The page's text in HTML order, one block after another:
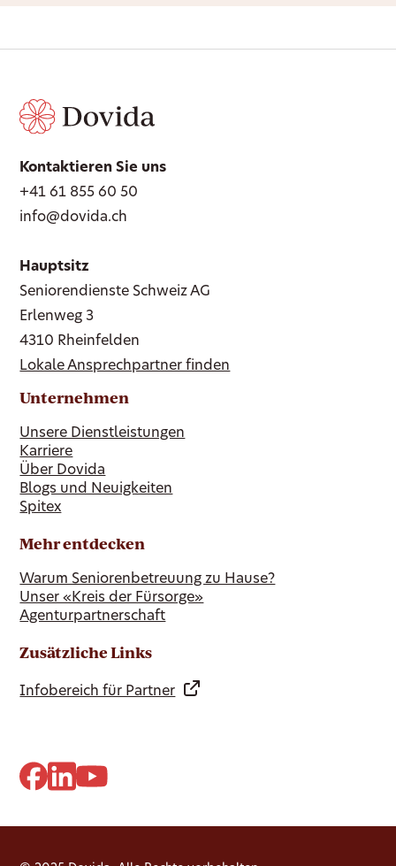
Kontaktieren Sie uns
+41 61 855 60 50
info@dovida.ch
Hauptsitz
Seniorendienste Schweiz AG
Erlenweg 3
4310 Rheinfelden
Lokale Ansprechpartner finden
Unternehmen
Unsere Dienstleistungen
Karriere
Über Dovida
Blogs und Neuigkeiten
Spitex
Mehr entdecken
Warum Seniorenbetreuung zu Hause?
Unser «Kreis der Fürsorge»
Agenturpartnerschaft
Zusätzliche Links
Infobereich für Partner